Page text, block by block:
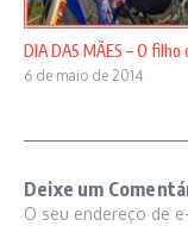
DIA DAS MÃES – O filho
6 de maio de 2014
Deixe um
O seu endereço de